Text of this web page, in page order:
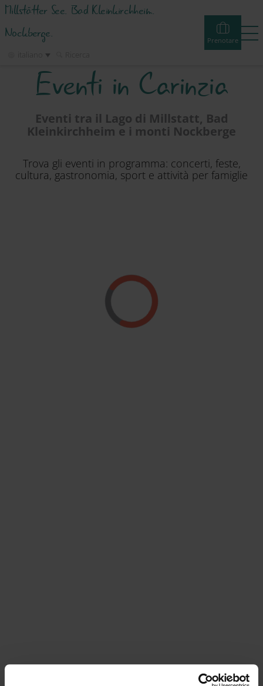
Millstätter See. Bad Kleinkirchheim.
Nockberge.
Prenotare
Prenotare Experiences Webcams Tour Eventi
Alloggi e offerte
Attività
Eventi in Carinzia
Eventi tra il Lago di Millstatt, Bad
Kleinkirchheim e i monti Nockberge
Trova gli eventi in programma: concerti, feste,
cultura, gastronomia, sport e attività per famiglie